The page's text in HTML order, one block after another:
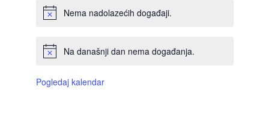
Nema nadolazećih događaji.
Na današnji dan nema događanja.
Pogledaj kalendar